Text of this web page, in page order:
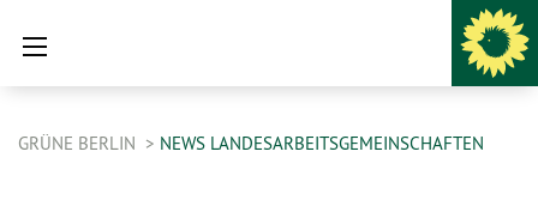
GRÜNE BERLIN NEWS LANDESARBEITSGEMEINSCHAFTEN